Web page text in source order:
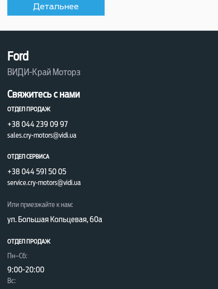
App Link Android Auto/Apple
Система голосового
управления
Компактный, но мощный автомобиль
30% мощнее предыдущего, но, при этом,
расход обеспечивает функция Ford ECOnetic
Technology, подарив владельцам приятную
экономию бюджета.
Функция Ford MyKey позволяет настроить
пользователя, обеспечив безопасное вождение
и комфорт:
● напоминание о превышении и ограничении
скорости;
● максимальная громкость звучания;
водителю”;
● соответствие вашим визуальным и
тактильным предпочтениям в салоне.
Детальнее
Ford
ВИДИ-Край Моторз
Свяжитесь с нами
ОТДЕЛ ПРОДАЖ
+38 044 239 09 97
sales.cry-motors@vidi.ua
ОТДЕЛ СЕРВИСА
+38 044 591 50 05
service.cry-motors@vidi.ua
Или приезжайте к нам:
ул. Большая Кольцевая, 60а
ОТДЕЛ ПРОДАЖ
Пн–Сб:
9:00-20:00
Вc: